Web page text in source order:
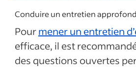
Conduire un entretien
Pourmener un entretien
efficace, il est
des questions ouvertes